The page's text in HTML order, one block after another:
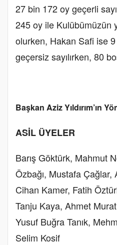
27 bin 172 oy geçerli
245 oy ile Kulübümüzün
olurken, Hakan Safi ise
geçersiz sayılırken, 80
Başkan Aziz Yıldırım’ın
ASİL ÜYELER
Barış Göktürk, Mahmut
Özbağı, Mustafa Çağlar,
Cihan Kamer, Fatih
Tanju Kaya, Ahmet
Yusuf Buğra Tanık,
Selim Kosif